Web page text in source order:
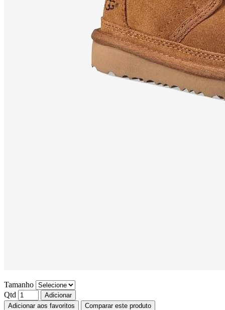
Tamanho
Qtd
Adicionar
Adicionar aos favoritos
Comparar este produto